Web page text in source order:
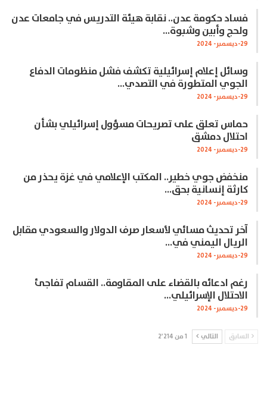
فساد حكومة عدن.. نقابة هيئة التدريس في جامعات عدن
ولحج وأبين وشبوة…
29-ديسمبر- 2024
وسائل إعلام إسرائيلية تكشف فشل منظومات الدفاع
الجوي المتطورة في التصدي…
29-ديسمبر- 2024
حماس تعلق على تصريحات مسؤول إسرائيلي بشأن
احتلال دمشق
29-ديسمبر- 2024
منخفض جوي خطير.. المكتب الإعلامي في غزة يحذر من
كارثة إنسانية بحق…
29-ديسمبر- 2024
آخر تحديث مسائي لأسعار صرف الدولار والسعودي مقابل
الريال اليمني في…
29-ديسمبر- 2024
رغم ادعائه بالقضاء على المقاومة.. القسام تفاجئ
الاحتلال الإسرائيلي…
29-ديسمبر- 2024
السابق التالي 1 من 2٬214